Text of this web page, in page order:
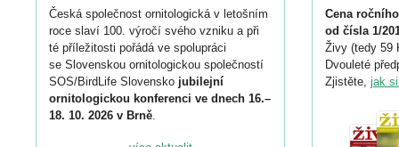
Česká společnost ornitologická v letošním
roce slaví 100. výročí svého vzniku a při
té příležitosti pořádá ve spolupráci
se Slovenskou ornitologickou společností
SOS/BirdLife Slovensko jubilejní
ornitologickou konferenci ve dnech 16.–
18. 10. 2026 v Brně.
Cena
od čísla 1/
Živy (tedy 59
Dvouleté
Zjistěte, jak